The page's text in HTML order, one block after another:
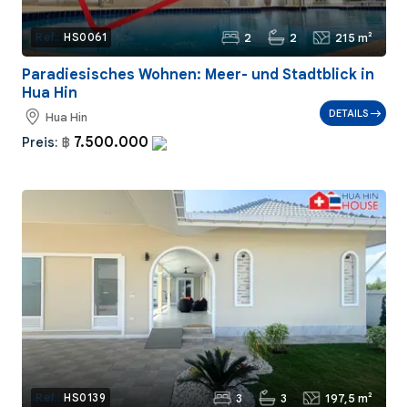
Ref.: HS0061 2 2 215 m²
Paradiesisches Wohnen: Meer- und Stadtblick in
Hua Hin
Hua Hin
Preis: ฿ 7.500.000
DETAILS
Ref.: HS0139 3 3 197,5 m²